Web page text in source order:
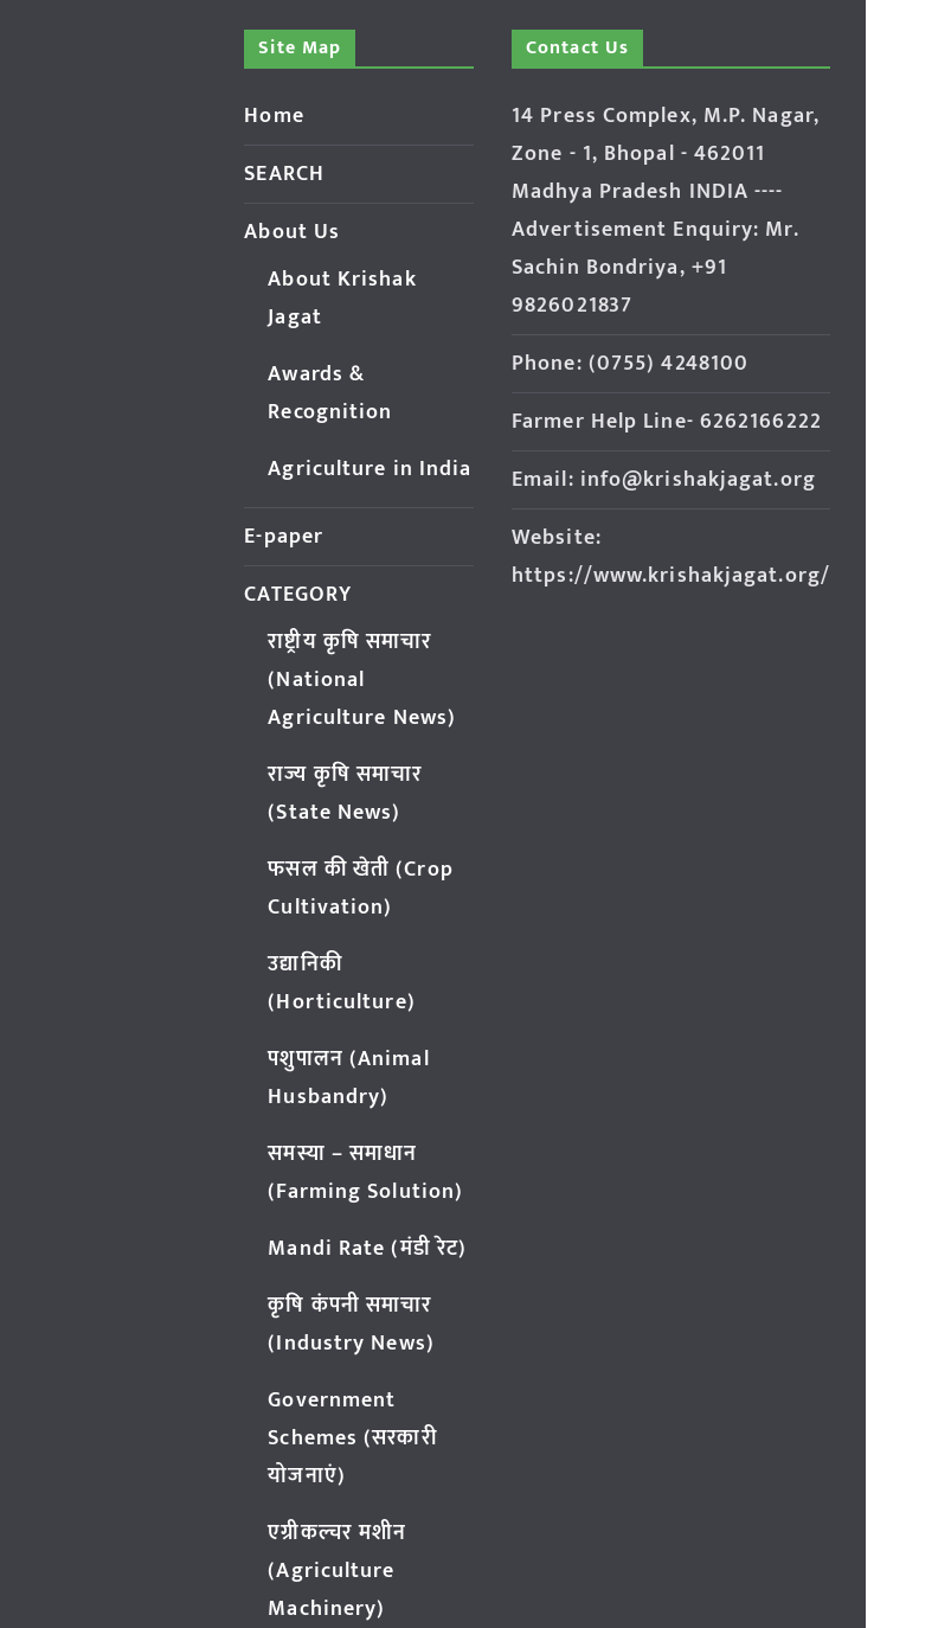
Site Map
Home
SEARCH
About Us
About Krishak
Jagat
Awards &
Recognition
Agriculture in India
E-paper
CATEGORY
राष्ट्रीय कृषि समाचार
(National
Agriculture News)
राज्य कृषि समाचार
(State News)
फसल की खेती (Crop
Cultivation)
उद्यानिकी
(Horticulture)
पशुपालन (Animal
Husbandry)
समस्या – समाधान
(Farming Solution)
Mandi Rate (मंडी रेट)
कृषि कंपनी समाचार
(Industry News)
Government
Schemes (सरकारी
योजनाएं)
एग्रीकल्चर मशीन
(Agriculture
Machinery)
Contact Us
14 Press Complex, M.P. Nagar,
Zone - 1, Bhopal - 462011
Madhya Pradesh INDIA ----
Advertisement Enquiry: Mr.
Sachin Bondriya, +91
9826021837
Phone: (0755) 4248100
Farmer Help Line- 6262166222
Email: info@krishakjagat.org
Website:
https://www.krishakjagat.org/